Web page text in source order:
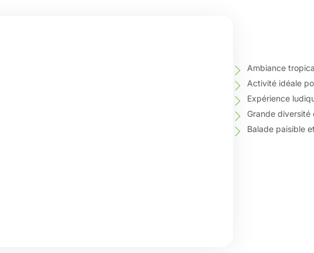
Ambiance
Activité idéale
Expérience
Grande diversité
Balade paisible